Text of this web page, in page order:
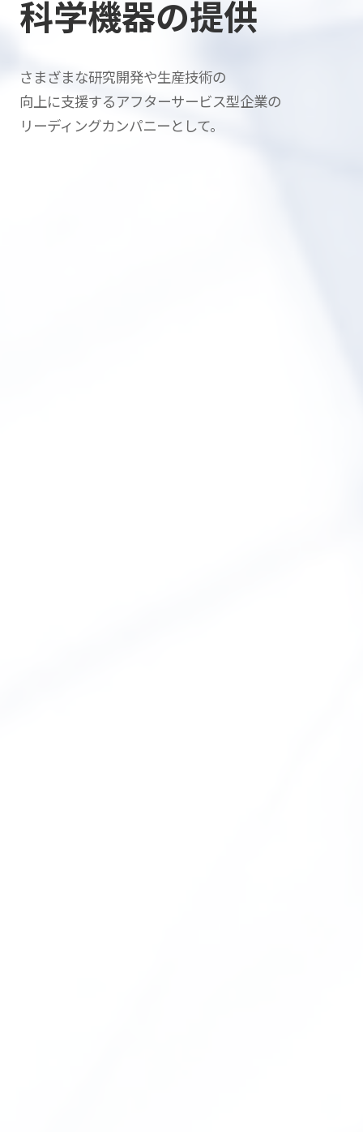
科学機器の提供
さまざまな研究開発や生産技術の
向上に支援するアフターサービス型企業の
リーディングカンパニーとして。